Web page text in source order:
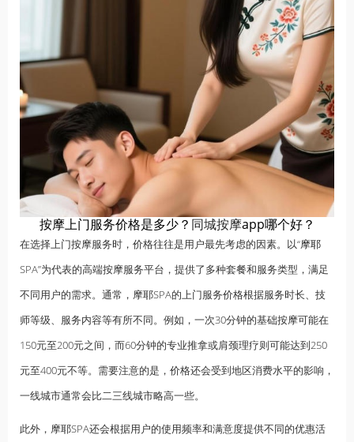
按摩上门服务价格是多少？ 同城按摩app哪个好？
在选择上门按摩服务时，价格往往是用户最先考虑的因素。以“摩耶
SPA”为代表的高端按摩服务平台，提供了多种套餐和服务类型，满足
不同用户的需求。通常，摩耶SPA的上门服务价格根据服务时长、技
师等级、服务内容等有所不同。例如，一次30分钟的基础按摩可能在
150元至200元之间，而60分钟的专业推拿或肩颈理疗则可能达到250
元至400元不等。需要注意的是，价格还会受到地区消费水平的影响，
一线城市通常会比二三线城市略高一些。
此外，摩耶SPA还会根据用户的使用频率和满意度提供不同的优惠活